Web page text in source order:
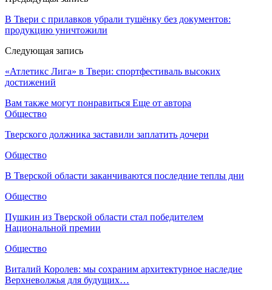
В Твери с прилавков убрали тушёнку без документов:
продукцию уничтожили
Следующая запись
«Атлетикс Лига» в Твери: спортфестиваль высоких
достижений
Вам также могут понравиться Еще от автора
Общество
Тверского должника заставили заплатить дочери
Общество
В Тверской области заканчиваются последние теплы дни
Общество
Пушкин из Тверской области стал победителем
Национальной премии
Общество
Виталий Королев: мы сохраним архитектурное наследие
Верхневолжья для будущих…